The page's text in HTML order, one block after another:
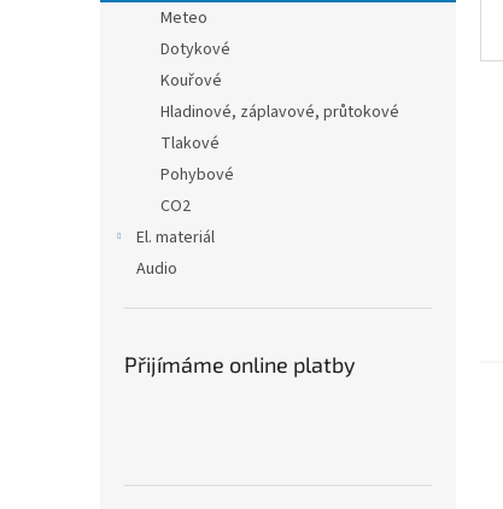
Meteo
Dotykové
Kouřové
Hladinové, záplavové, průtokové
Tlakové
Pohybové
CO2
El. materiál
Audio
Přijímáme online platby